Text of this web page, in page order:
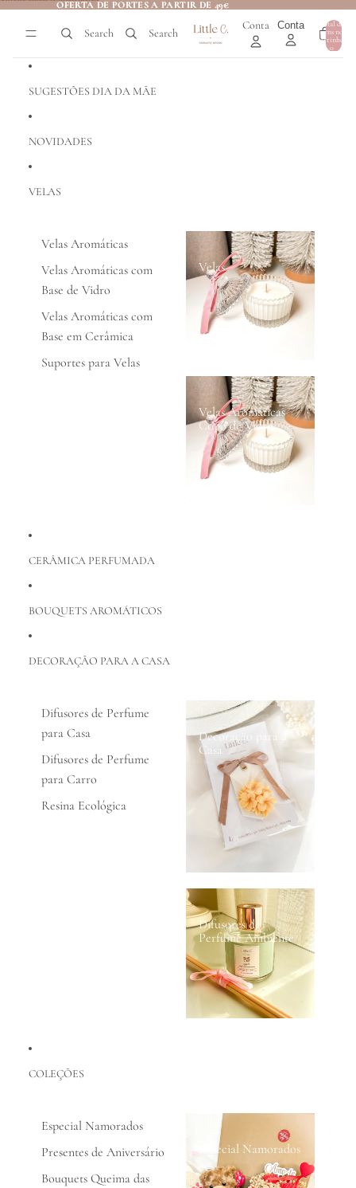
OFERTA DE PORTES A PARTIR DE 49€
OFERTA DE PORTES A PARTIR DE 49€
Search Search
Conta Conta
Total de
itens no
carrinho:
0
SUGESTÕES DIA DA MÃE
NOVIDADES
VELAS
Velas Aromáticas
Velas Aromáticas com
Base de Vidro
Velas Aromáticas com
Base em Cerâmica
Suportes para Velas
Velas
Velas Aromáticas
Copo de Vidro
CERÂMICA PERFUMADA
BOUQUETS AROMÁTICOS
DECORAÇÃO PARA A CASA
Difusores de Perfume
para Casa
Difusores de Perfume
para Carro
Resina Ecológica
Decoração para a
Casa
Difusores de
Perfume Ambiente
COLEÇÕES
Especial Namorados
Presentes de Aniversário
Bouquets Queima das
Especial Namorados